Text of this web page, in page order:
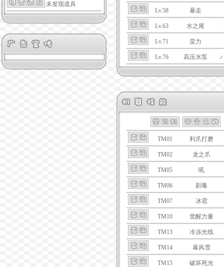
未发现道具
Lv.58 暴走
Lv.63 水之尾
Lv.71 蛮力
Lv.76 高压水泵
TM01 利爪打磨
TM02 龙之爪
TM05 吼
TM06 剧毒
TM07 冰雹
TM10 觉醒力量
TM13 冷冻光线
TM14 暴风雪
TM15 破坏死光